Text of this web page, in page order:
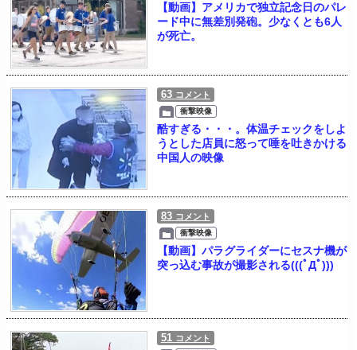
【動画】アメリカで独立記念日のパレ
ード中に無差別発砲。少なくとも6人
が死亡。
63 コメント
衝撃映像
酷すぎる・・・。体温チェックをしよ
うとした店員に怒って唾を吐きかける
中国人の映像
83 コメント
衝撃映像
【動画】パラグライダーにセスナ機が
突っ込む事故が撮影される(((ﾟДﾟ)))
51 コメント